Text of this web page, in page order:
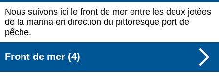
Nous suivons ici le front de mer entre les deux jetées
de la marina en direction du pittoresque port de
pêche.
Front de mer (4)